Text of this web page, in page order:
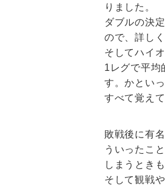
りました。
ダブルの決
ので、詳し
そしてハイ
1レグで平均
す。かとい
すべて覚え
敗戦後に有
ういったこ
しまうとき
そして観戦